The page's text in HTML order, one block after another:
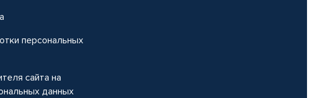
персональных
сайта на
данных